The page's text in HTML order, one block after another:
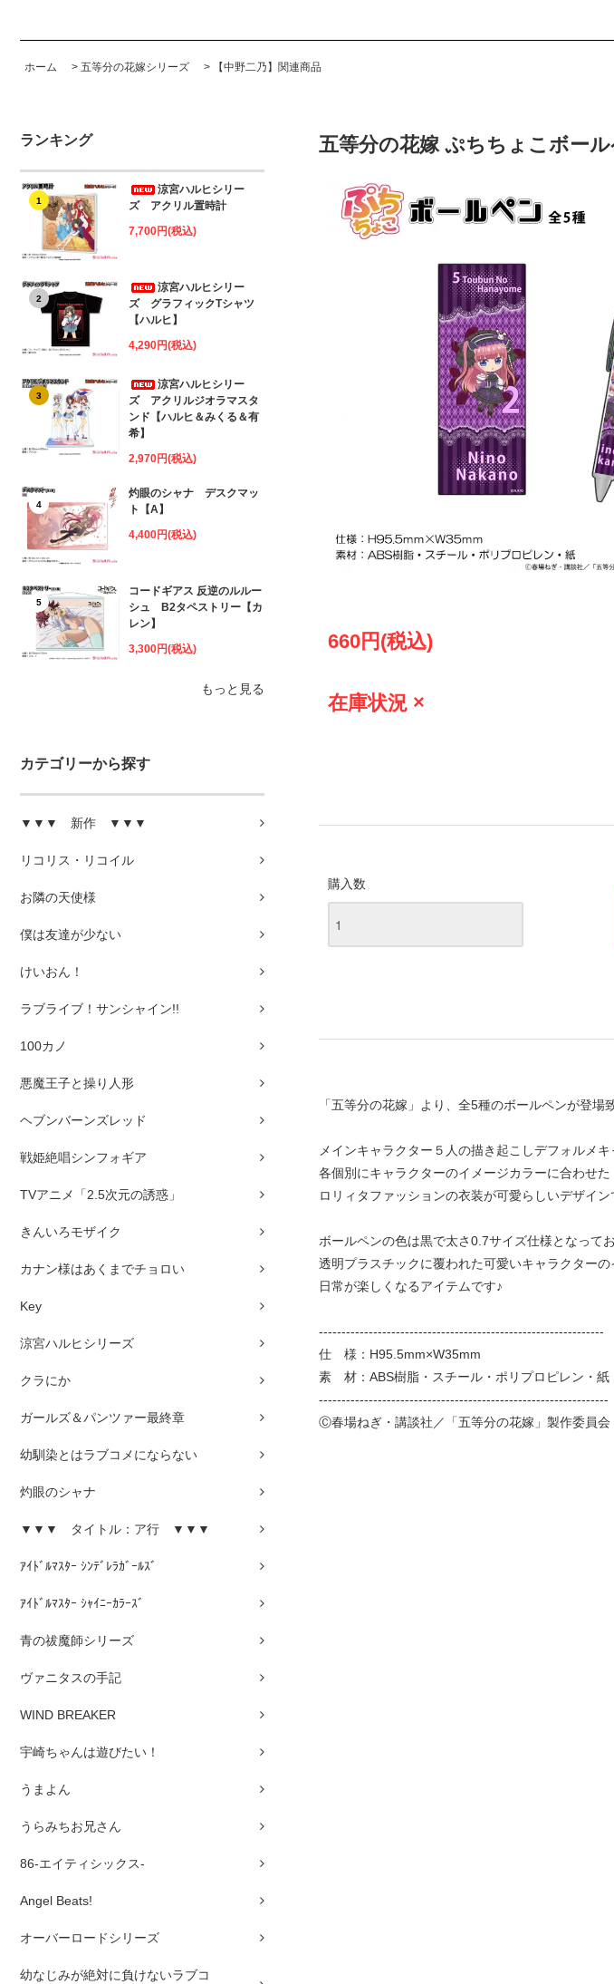
ホーム > 五等分の花嫁シリーズ > 【中野二乃】関連商品
ランキング
1
涼宮ハルヒシリー
ズ アクリル置時計
7,700円(税込)
2
涼宮ハルヒシリー
ズ グラフィックTシャツ
【ハルヒ】
4,290円(税込)
3
涼宮ハルヒシリー
ズ アクリルジオラマスタ
ンド【ハルヒ＆みくる＆有
希】
2,970円(税込)
4
灼眼のシャナ デスクマッ
ト【A】
4,400円(税込)
5
コードギアス 反逆のルルー
シュ B2タペストリー【カ
レン】
3,300円(税込)
もっと見る
カテゴリーから探す
▼▼▼ 新作 ▼▼▼
リコリス・リコイル
お隣の天使様
僕は友達が少ない
けいおん！
ラブライブ！サンシャイン!!
100カノ
悪魔王子と操り人形
ヘブンバーンズレッド
戦姫絶唱シンフォギア
TVアニメ「2.5次元の誘惑」
きんいろモザイク
カナン様はあくまでチョロい
Key
涼宮ハルヒシリーズ
クラにか
ガールズ＆パンツァー最終章
幼馴染とはラブコメにならない
灼眼のシャナ
▼▼▼ タイトル：ア行 ▼▼▼
ｱｲﾄﾞﾙﾏｽﾀｰ ｼﾝﾃﾞﾚﾗｶﾞｰﾙｽﾞ
ｱｲﾄﾞﾙﾏｽﾀｰ ｼｬｲﾆｰｶﾗｰｽﾞ
青の祓魔師シリーズ
ヴァニタスの手記
WIND BREAKER
宇崎ちゃんは遊びたい！
うまよん
うらみちお兄さん
86-エイティシックス-
Angel Beats!
オーバーロードシリーズ
幼なじみが絶対に負けないラブコ
五等分の花嫁 ぷちちょこボー
660円(税込)
在庫状況 ×
購入数
「五等分の花嫁」より、全5種のボールペンが登場
メインキャラクター５人の描き起こしデフォルメ
各個別にキャラクターのイメージカラーに合わせた
ロリィタファッションの衣装が可愛らしいデザイン
ボールペンの色は黒で太さ0.7サイズ仕様となってお
透明プラスチックに覆われた可愛いキャラクターの
日常が楽しくなるアイテムです♪
---------------------------------------------------------------
仕 様：H95.5mm×W35mm
素 材：ABS樹脂・スチール・ポリプロピレン・紙
----------------------------------------------------------------
Ⓒ春場ねぎ・講談社／「五等分の花嫁」製作委員会